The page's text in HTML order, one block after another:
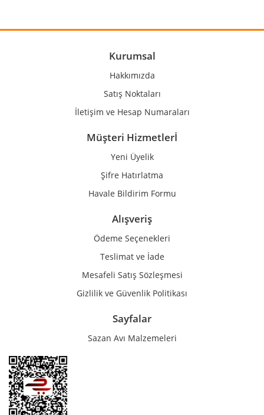
Ürün açıklamasında eksik bilgiler bulunuyor.
Ürün bilgilerinde hatalar bulunuyor.
Gönder
Kurumsal
Hakkımızda
Satış Noktaları
İletişim ve Hesap Numaraları
Müşteri Hizmetlerİ
Yeni Üyelik
Şifre Hatırlatma
Havale Bildirim Formu
Alışveriş
Ödeme Seçenekleri
Teslimat ve İade
Mesafeli Satış Sözleşmesi
Gizlilik ve Güvenlik Politikası
Sayfalar
Sazan Avı Malzemeleri